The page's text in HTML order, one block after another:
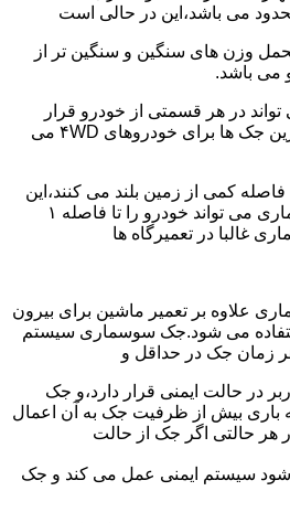
می باشد،این در حالی است
وزن های سنگین و سنگین تر از
می باشد.
در هر قسمتی از خودرو قرار
بگیرد.جک سوسماری از بهترین جک ها برای خودروهای ۴WD می
کمی از زمین بلند می کنند،این
درحالی است که جک سوسماری می تواند خودرو را تا فاصله ۱
غالبا در تعمیرگاه ها
علاوه بر تعمیر ماشین برای بیرون
می شود.جک سوسماری سیستم
هر زمان جک در حداقل و
در حالت ایمنی قرار دارد،و جک
باری بیش از ظرفیت جک به آن اعمال
حالتی اگر جک از حالت
شود سیستم ایمنی عمل می کند و جک